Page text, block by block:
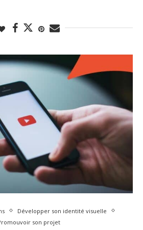
Développer son identité visuelle
son projet